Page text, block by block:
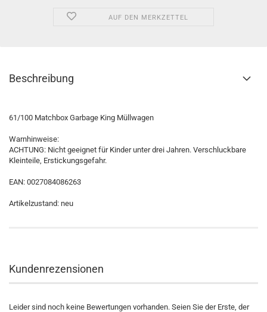
AUF DEN MERKZETTEL
Beschreibung
61/100 Matchbox Garbage King Müllwagen
Warnhinweise:
ACHTUNG: Nicht geeignet für Kinder unter drei Jahren. Verschluckbare
Kleinteile, Erstickungsgefahr.
EAN: 0027084086263
Artikelzustand: neu
Kundenrezensionen
Leider sind noch keine Bewertungen vorhanden. Seien Sie der Erste, der